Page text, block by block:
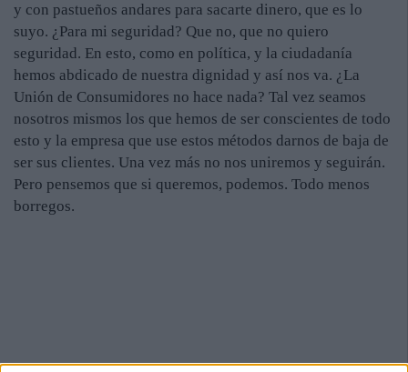
y con pastueños andares para sacarte dinero, que es lo
suyo. ¿Para mi seguridad? Que no, que no quiero
seguridad. En esto, como en política, y la ciudadanía
hemos abdicado de nuestra dignidad y así nos va. ¿La
Unión de Consumidores no hace nada? Tal vez seamos
nosotros mismos los que hemos de ser conscientes de todo
esto y la empresa que use estos métodos darnos de baja de
ser sus clientes. Una vez más no nos uniremos y seguirán.
Pero pensemos que si queremos, podemos. Todo menos
borregos.